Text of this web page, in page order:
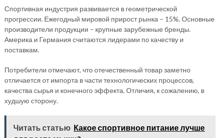
Спортивная индустрия развивается в геометрической
прогрессии. Ежегодный мировой прирост рынка – 15%. Основные
производители продукции – крупные зарубежные бренды.
Америка и Германия считаются лидерами по качеству и
поставкам.
Потребители отмечают, что отечественный товар заметно
отличается от импорта в части технологических процессов,
качества сырья и конечного эффекта. Отличия, к сожалению, в
худшую сторону.
Читать статью Какое спортивное питание лучше